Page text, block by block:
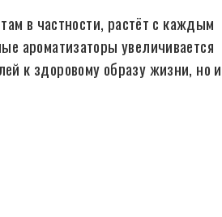
в частности, растёт с каждым
ароматизаторы увеличивается
к здоровому образу жизни, но и